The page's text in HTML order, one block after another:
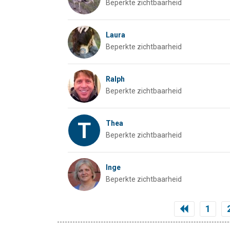
Beperkte zichtbaarheid
Laura
Beperkte zichtbaarheid
Ralph
Beperkte zichtbaarheid
T
Thea
Beperkte zichtbaarheid
Inge
Beperkte zichtbaarheid
1